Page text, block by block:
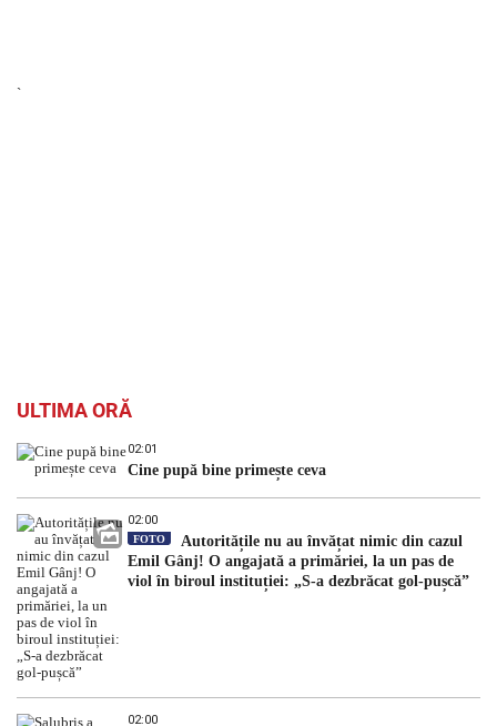
`
ULTIMA ORĂ
02:01
Cine pupă bine primește ceva
02:00
FOTO
Autoritățile nu au învățat nimic din cazul
Emil Gânj! O angajată a primăriei, la un pas de
viol în biroul instituției: „S-a dezbrăcat gol-pușcă”
02:00